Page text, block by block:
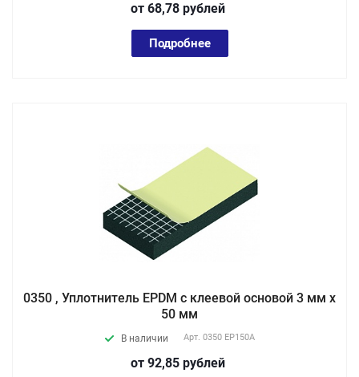
от 68,78 рублей
Подробнее
0350 , Уплотнитель EPDM с клеевой основой 3 мм х
50 мм
В наличии Арт. 0350 EP150А
от 92,85 рублей